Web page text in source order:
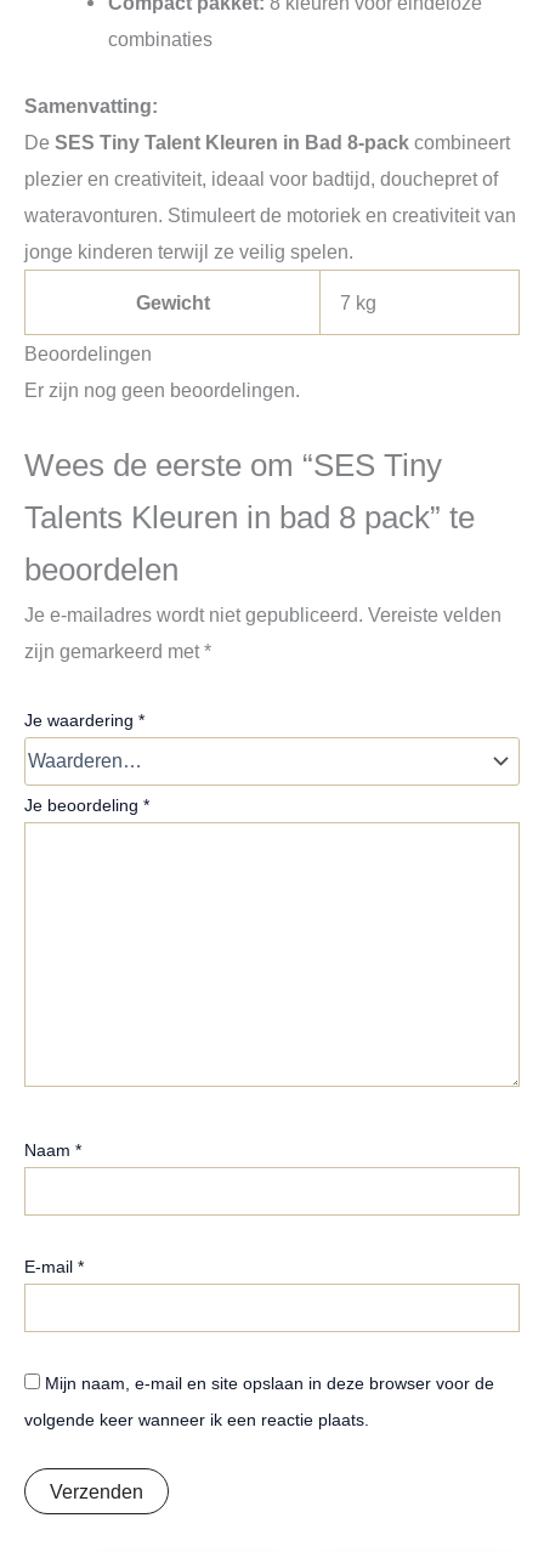
combinaties
Samenvatting:
De SES Tiny Talent Kleuren in Bad 8-pack combineert
plezier en creativiteit, ideaal voor badtijd, douchepret of
wateravonturen. Stimuleert de motoriek en creativiteit van
jonge kinderen terwijl ze veilig spelen.
Gewicht 7 kg
Beoordelingen
Er zijn nog geen beoordelingen.
Wees de eerste om “SES Tiny
Talents Kleuren in bad 8 pack” te
beoordelen
Je e-mailadres wordt niet gepubliceerd. Vereiste velden
zijn gemarkeerd met*
Je waardering *
Je beoordeling *
Naam *
E-mail *
Mijn naam, e-mail en site opslaan in deze browser voor de
volgende keer wanneer ik een reactie plaats.